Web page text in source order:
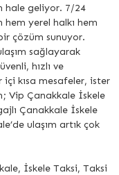
hale geliyor. 7/24
yerel halkı hem
çözüm sunuyor.
sağlayarak
hızlı ve
kısa mesafeler, ister
Vip Çanakkale İskele
Çanakkale İskele
ulaşım artık çok
İskele Taksi, Taksi